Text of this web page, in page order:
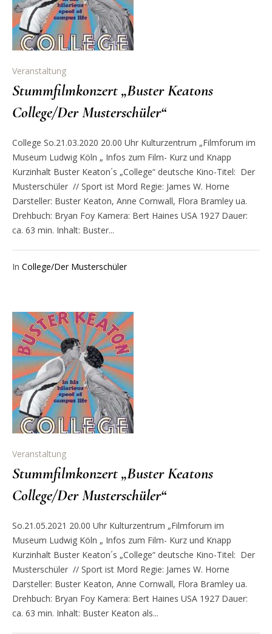
Veranstaltung
Stummfilmkonzert „Buster Keatons
College/Der Musterschüler“
College So.21.03.2020 20.00 Uhr Kulturzentrum „Filmforum im
Museum Ludwig Köln „ Infos zum Film- Kurz und Knapp
Kurzinhalt Buster Keaton´s „College“ deutsche Kino-Titel: Der
Musterschüler // Sport ist Mord Regie: James W. Horne
Darsteller: Buster Keaton, Anne Cornwall, Flora Bramley ua.
Drehbuch: Bryan Foy Kamera: Bert Haines USA 1927 Dauer:
ca. 63 min. Inhalt: Buster...
In College/Der Musterschüler
Veranstaltung
Stummfilmkonzert „Buster Keatons
College/Der Musterschüler“
So.21.05.2021 20.00 Uhr Kulturzentrum „Filmforum im
Museum Ludwig Köln „ Infos zum Film- Kurz und Knapp
Kurzinhalt Buster Keaton´s „College“ deutsche Kino-Titel: Der
Musterschüler // Sport ist Mord Regie: James W. Horne
Darsteller: Buster Keaton, Anne Cornwall, Flora Bramley ua.
Drehbuch: Bryan Foy Kamera: Bert Haines USA 1927 Dauer:
ca. 63 min. Inhalt: Buster Keaton als...